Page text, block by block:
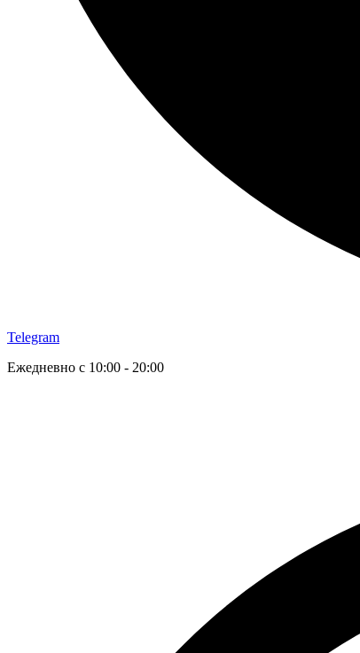
Telegram
Ежедневно с 10:00 - 20:00